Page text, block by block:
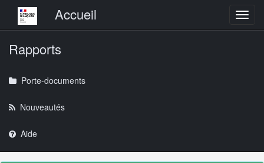
Menu principalAccueil
Rapports
Porte-documents
Nouveautés
Aide